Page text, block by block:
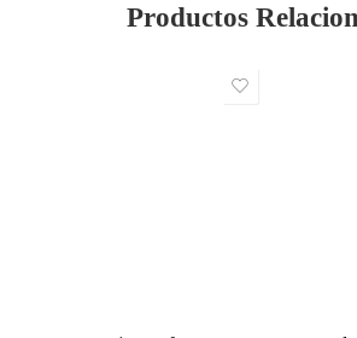
Productos